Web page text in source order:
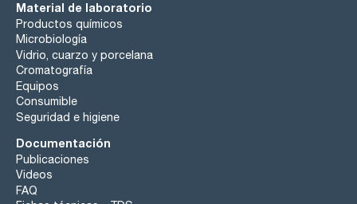
Material de laboratorio
Productos químicos
Microbiología
Vidrio, cuarzo y porcelana
Cromatografía
Equipos
Consumible
Seguridad e higiene
Documentación
Publicaciones
Videos
FAQ